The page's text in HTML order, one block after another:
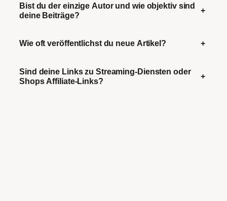
Bist du der einzige Autor und wie objektiv sind
deine Beiträge?
+
Wie oft veröffentlichst du neue Artikel? +
Sind deine Links zu Streaming-Diensten oder
Shops Affiliate-Links?
+